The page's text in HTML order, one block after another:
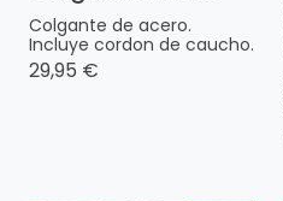
Colgante de acero.
Incluye cordon de caucho.
29,95 €